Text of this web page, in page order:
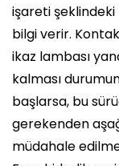
işareti
bilgi verir.
ikaz lambası
kalması
başlarsa, bu
gerekenden
müdahale